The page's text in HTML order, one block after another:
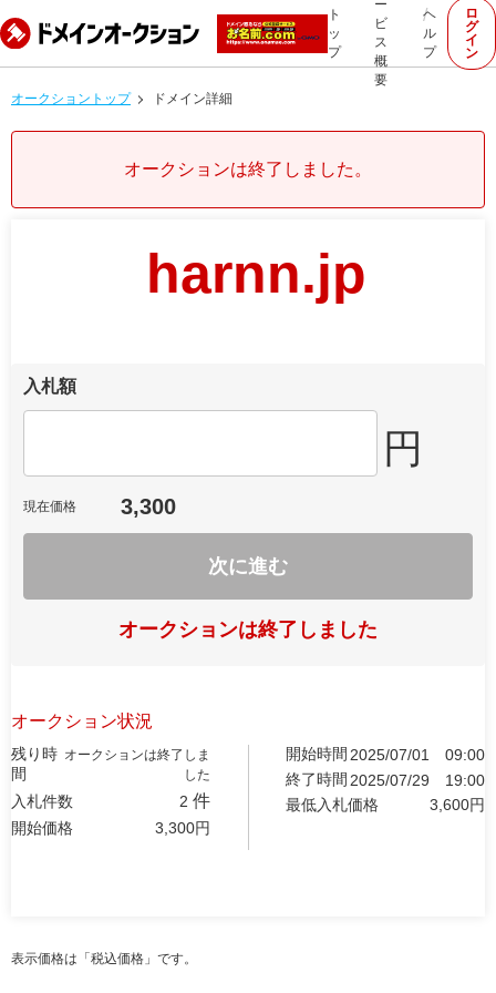
ト
ッ
プ
ー
ビ
ス
概
要
ヘ
ル
プ
ロ
グ
イ
ン
オークショントップ ドメイン詳細
オークションは終了しました。
harnn.jp
入札額
円
現在価格 3,300
次に進む
オークションは終了しました
オークション状況
残り時
間
オークションは終了しま
した
入札件数 2 件
開始価格 3,300円
開始時間 2025/07/01
09:00
終了時間 2025/07/29
19:00
最低入札価格
3,600円
表示価格は「税込価格」です。